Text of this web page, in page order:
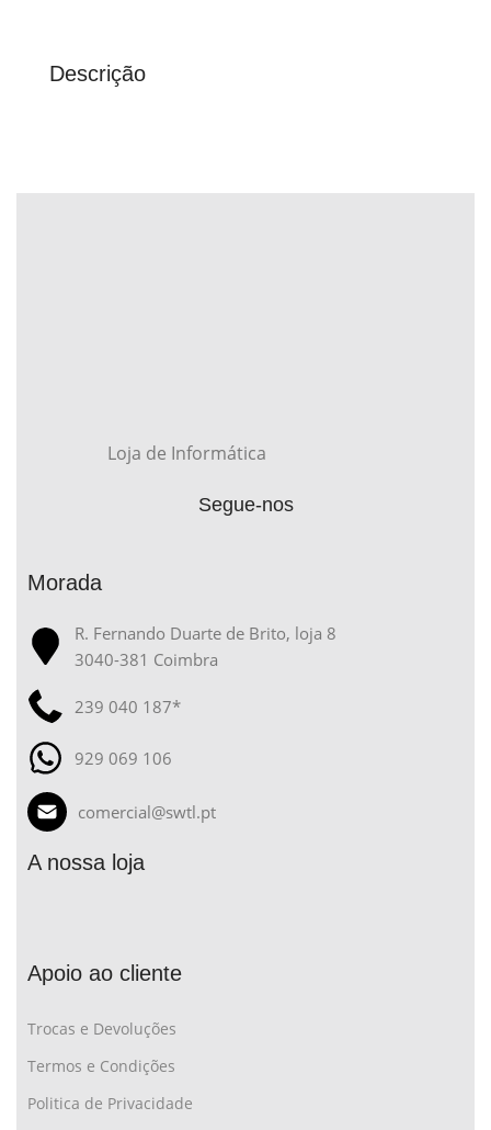
Descrição
Loja de Informática
Segue-nos
Morada
R. Fernando Duarte de Brito, loja 8
3040-381 Coimbra
239 040 187*
929 069 106
comercial@swtl.pt
A nossa loja
Apoio ao cliente
Trocas e Devoluções
Termos e Condições
Politica de Privacidade